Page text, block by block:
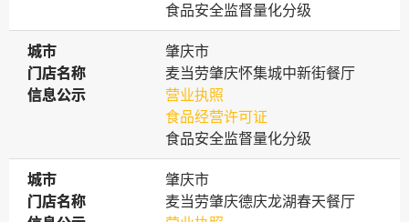
食品安全监督量化分级
城市
城市
肇庆市
门店名称
门店名称
麦当劳肇庆怀集城中新街餐厅
信息公示
信息公示
营业执照
食品经营许可证
食品安全监督量化分级
城市
城市
肇庆市
门店名称
门店名称
麦当劳肇庆德庆龙湖春天餐厅